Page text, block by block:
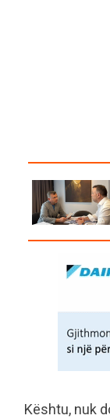
Kështu, nuk